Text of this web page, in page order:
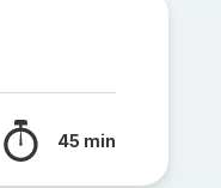
45 min